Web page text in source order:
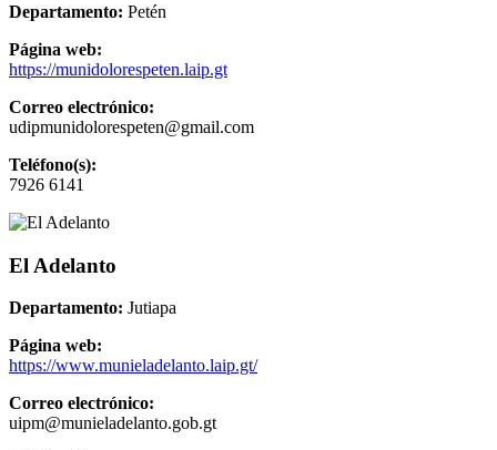
Departamento: Petén
Página web:
https://munidolorespeten.laip.gt
Correo electrónico:
udipmunidolorespeten@gmail.com
Teléfono(s):
7926 6141
El Adelanto
Departamento: Jutiapa
Página web:
https://www.munieladelanto.laip.gt/
Correo electrónico:
uipm@munieladelanto.gob.gt